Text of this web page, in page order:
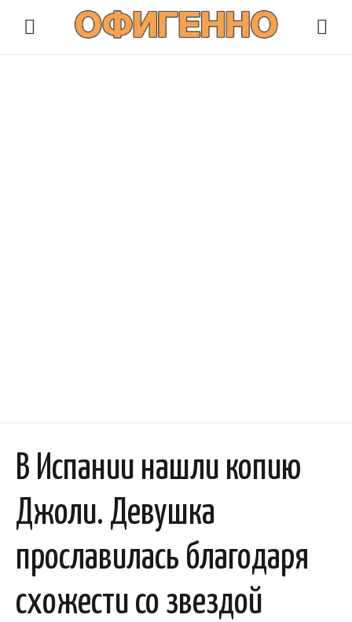
В Испании нашли копию
Джоли. Девушка
прославилась благодаря
схожести со звездой